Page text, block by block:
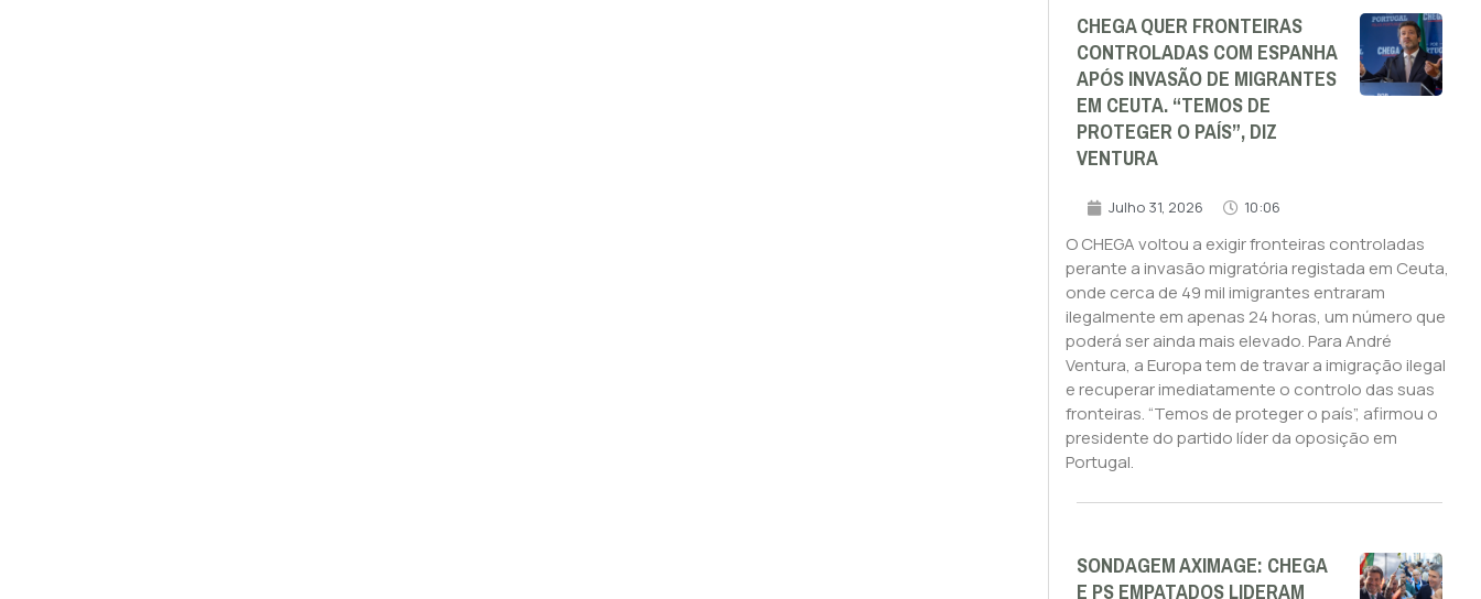
CHEGA QUER FRONTEIRAS
CONTROLADAS COM ESPANHA
APÓS INVASÃO DE MIGRANTES
EM CEUTA. “TEMOS DE
PROTEGER O PAÍS”, DIZ
VENTURA
Julho 31, 2026 10:06
O CHEGA voltou a exigir fronteiras controladas
perante a invasão migratória registada em Ceuta,
onde cerca de 49 mil imigrantes entraram
ilegalmente em apenas 24 horas, um número que
poderá ser ainda mais elevado. Para André
Ventura, a Europa tem de travar a imigração ilegal
e recuperar imediatamente o controlo das suas
fronteiras. “Temos de proteger o país”, afirmou o
presidente do partido líder da oposição em
Portugal.
SONDAGEM AXIMAGE: CHEGA